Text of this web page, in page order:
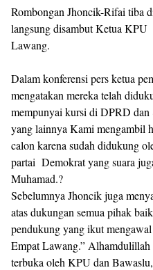
Rombongan Jhoncik-Rifai tiba
langsung disambut Ketua
Lawang.
Dalam konferensi pers ketua
mengatakan mereka telah
mempunyai kursi di DPRD
yang lainnya Kami mengambil
calon karena sudah didukung
partai Demokrat yang suara
Muhamad.?
Sebelumnya Jhoncik juga
atas dukungan semua pihak
pendukung yang ikut
Empat Lawang.”
terbuka oleh KPU dan